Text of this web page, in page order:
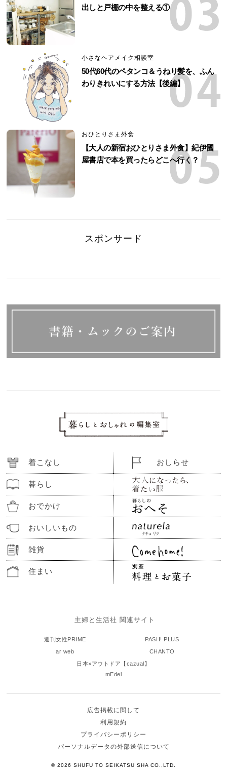
出しと戸棚の中を整える①
小さなヘアメイク相談室
50代60代のペタンコ＆うねり髪を、ふん
わりきれいにする方法【後編】
おひとりさま外食
【大人の新宿おひとりさま外食】紀伊國
屋書店で本を買ったらどこへ行く？
スポンサード
着こなし
暮らし
おでかけ
おいしいもの
雑貨
住まい
おしらせ
主婦と生活社 関連サイト
週刊女性PRIME
PASH! PLUS
ar web
CHANTO
日本×アウトドア【cazual】
mEdel
広告掲載に関して
利用規約
プライバシーポリシー
パーソナルデータの外部送信について
© 2026 SHUFU TO SEIKATSU SHA CO.,LTD.